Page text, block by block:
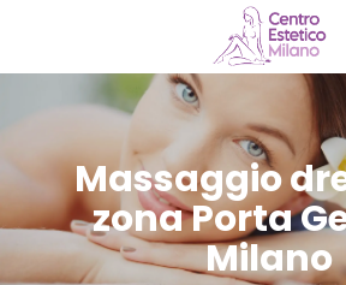
Massaggio
zona Porta
Milano